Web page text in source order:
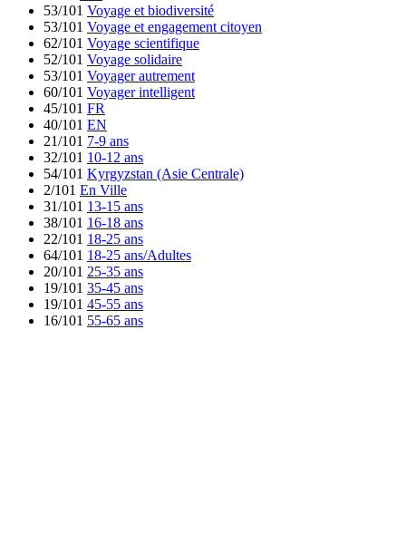
53/101 Voyage et biodiversité
53/101 Voyage et engagement citoyen
62/101 Voyage scientifique
52/101 Voyage solidaire
53/101 Voyager autrement
60/101 Voyager intelligent
45/101 FR
40/101 EN
21/101 7-9 ans
32/101 10-12 ans
54/101 Kyrgyzstan (Asie Centrale)
2/101 En Ville
31/101 13-15 ans
38/101 16-18 ans
22/101 18-25 ans
64/101 18-25 ans/Adultes
20/101 25-35 ans
19/101 35-45 ans
19/101 45-55 ans
16/101 55-65 ans